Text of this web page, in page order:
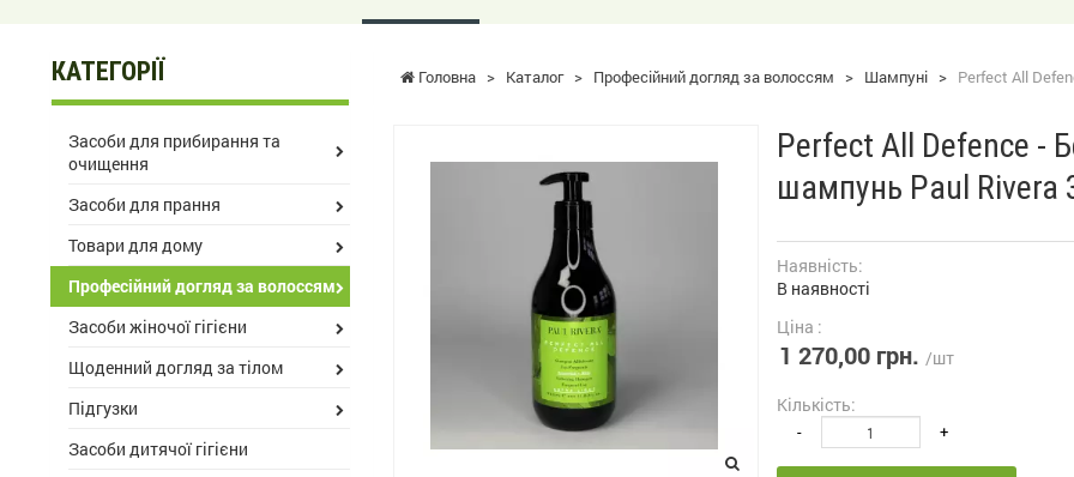
косметики
Головна > Каталог > Професійний догляд за волоссям > Шампуні > Perfect All
Perfect All Defence -
шампунь Paul Rivera
Наявність:
В наявності
Ціна :
1 270,00 грн. /шт
Кількість:
- +
КАТЕГОРІЇ
Засоби для прибирання та
очищення
Засоби для прання
Товари для дому
Професійний догляд за волоссям
Засоби жіночої гігієни
Щоденний догляд за тілом
Підгузки
Засоби дитячої гігієни